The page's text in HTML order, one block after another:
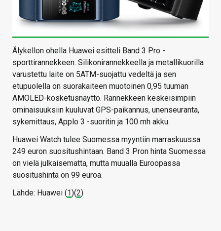
Älykellon ohella Huawei esitteli Band 3 Pro -
sporttirannekkeen. Silikonirannekkeella ja metallikuorilla
varustettu laite on 5ATM-suojattu vedeltä ja sen
etupuolella on suorakaiteen muotoinen 0,95 tuuman
AMOLED-kosketusnäyttö. Rannekkeen keskeisimpiin
ominaisuuksiin kuuluvat GPS-paikannus, unenseuranta,
sykemittaus, Applo 3 -suoritin ja 100 mh akku.
Huawei Watch tulee Suomessa myyntiin marraskuussa
249 euron suositushintaan. Band 3 Pron hinta Suomessa
on vielä julkaisematta, mutta muualla Euroopassa
suositushinta on 99 euroa.
Lähde: Huawei (1)(2)